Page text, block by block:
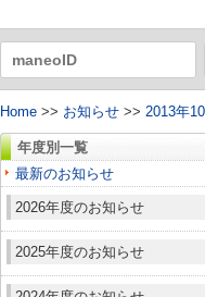
Home >> お知らせ >> 2013年
年度別一覧
最新のお知らせ
2026年度のお知らせ
2025年度のお知らせ